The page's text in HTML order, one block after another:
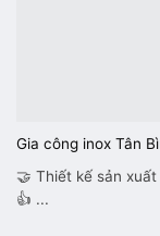
Gia công inox Tân
🤝 Thiết kế sản
👍 ...